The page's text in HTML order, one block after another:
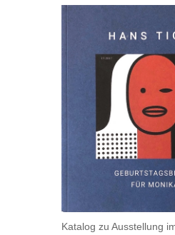
Katalog zu Ausstellung